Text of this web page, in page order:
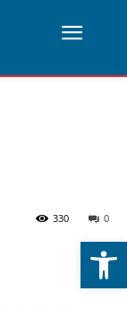
Abrir
0
330